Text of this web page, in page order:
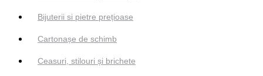
Bijuterii si pietre prețioase
Cartonașe de schimb
Ceasuri, stilouri și brichete